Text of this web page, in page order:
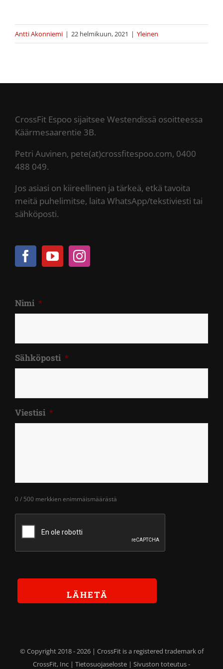
Antti Akonniemi | 22 helmikuun, 2021 | Yleinen
CrossFit Espoo sijaitsee Westendissä osoitteessa
Käärmesaarentie 3B.
Petri Auvinen, pete(at)crossfitespoo.com, 0400
488 049.
Jos asiasi on kiireellinen ja tärkeä, etkä tavoita
meitä puhelimitse, laita WhatsApp/tekstiviesti tai
sähköposti.
Nimi *
Sähköposti *
Viestisi *
0 / 500 merkkien enimmäismäärästä
© Copyright 2018 -2026 | CrossFit is a registered trademark of
CrossFit, Inc | Tietosuojaseloste | Sivuston toteutus -